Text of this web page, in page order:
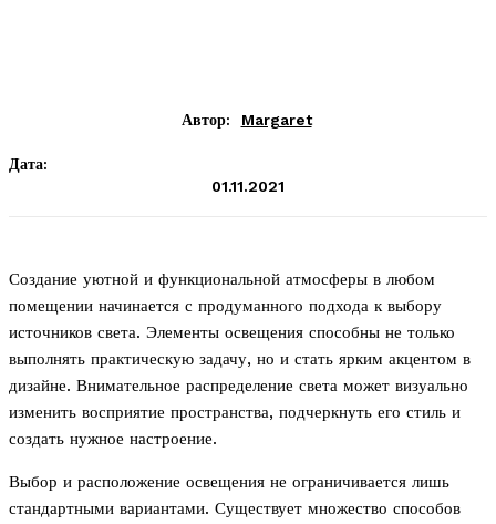
Автор: Margaret
Дата:
01.11.2021
Создание уютной и функциональной атмосферы в любом
помещении начинается с продуманного подхода к выбору
источников света. Элементы освещения способны не только
выполнять практическую задачу, но и стать ярким акцентом в
дизайне. Внимательное распределение света может визуально
изменить восприятие пространства, подчеркнуть его стиль и
создать нужное настроение.
Выбор и расположение освещения не ограничивается лишь
стандартными вариантами. Существует множество способов